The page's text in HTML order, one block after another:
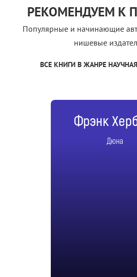
РЕКОМЕНДУЕМ К
Популярные и начинающие
нишевые
ВСЕ КНИГИ В ЖАНРЕ
Фрэнк
Дюна